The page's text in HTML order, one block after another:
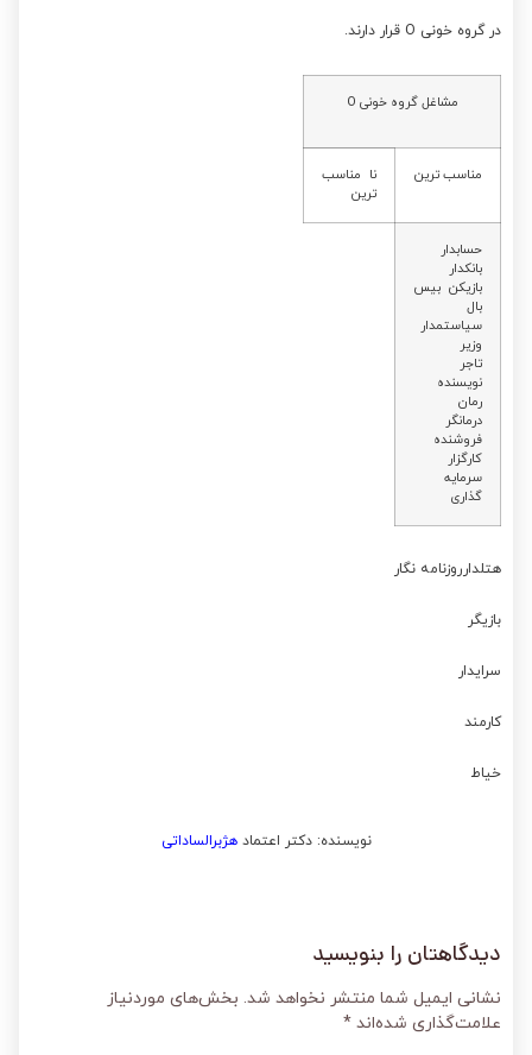
در گروه خونی O قرار دارند.
مشاغل گروه خونی O
مناسب ترین
نا مناسب
ترین
حسابدار
بانکدار
بازیکن بیس
بال
سیاستمدار
وزیر
تاجر
نویسنده
رمان
درمانگر
فروشنده
کارگزار
سرمایه
گذاری
هتلدارروزنامه نگار
بازیگر
سرایدار
کارمند
خیاط
نویسنده: دکتر اعتمادهژبرالساداتی
دیدگاهتان را بنویسید
نشانی ایمیل شما منتشر نخواهد شد. بخش‌های موردنیاز
علامت‌گذاری شده‌اند *